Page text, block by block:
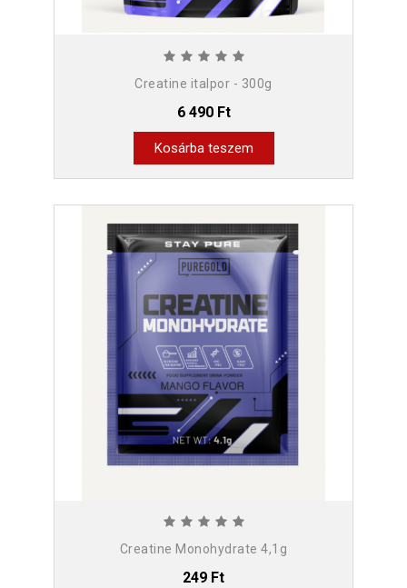
Creatine italpor - 300g
6 490 Ft
Kosárba teszem
Creatine Monohydrate 4,1g
249 Ft